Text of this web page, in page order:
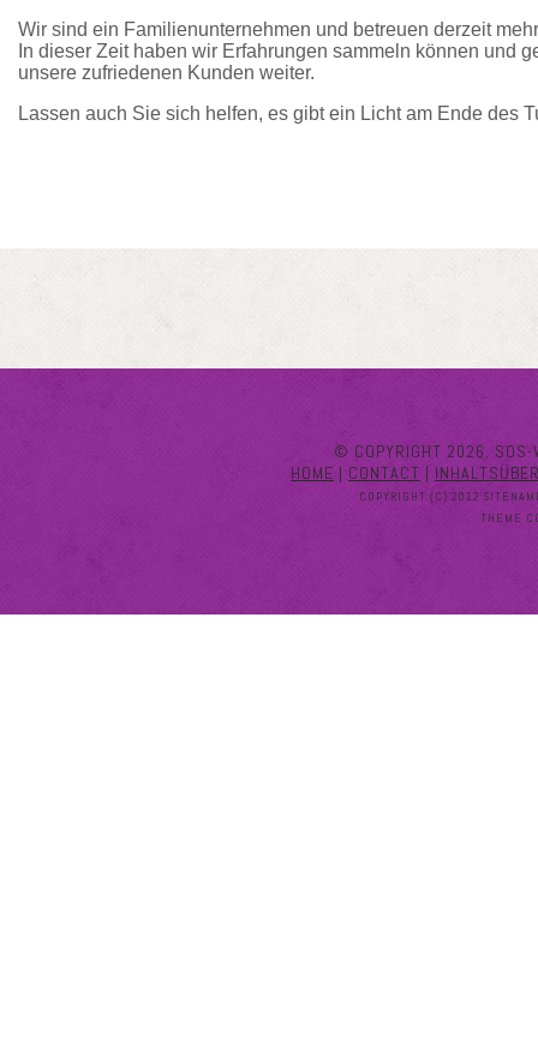
Wir sind ein Familienunternehmen und betreuen derzeit
In dieser Zeit haben wir Erfahrungen sammeln können und
unsere zufriedenen Kunden weiter.
Lassen auch Sie sich helfen, es gibt ein Licht am Ende des
© COPYRIGHT 2026. SOS-
HOME | CONTACT |
COPYRIGHT (C) 2012
THEME